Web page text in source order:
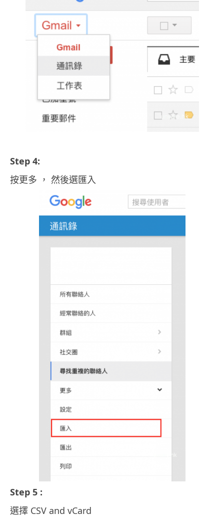
Step 4:
按更多 ， 然後選匯入
Step 5 :
選擇 CSV and vCard